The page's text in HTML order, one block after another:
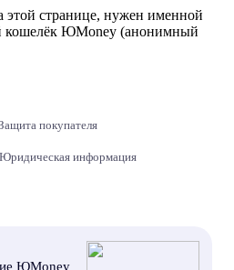
этой странице, нужен именной
кошелёк ЮMoney (анонимный
покупателя
Юридическая информация
ЮMoney